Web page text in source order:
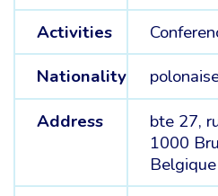
Activities
Nationality
Address
bte 27,
1000
Belgique